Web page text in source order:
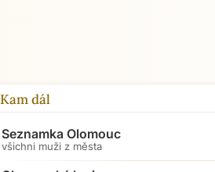
Kam dál
Seznamka Olomouc
všichni muži z města